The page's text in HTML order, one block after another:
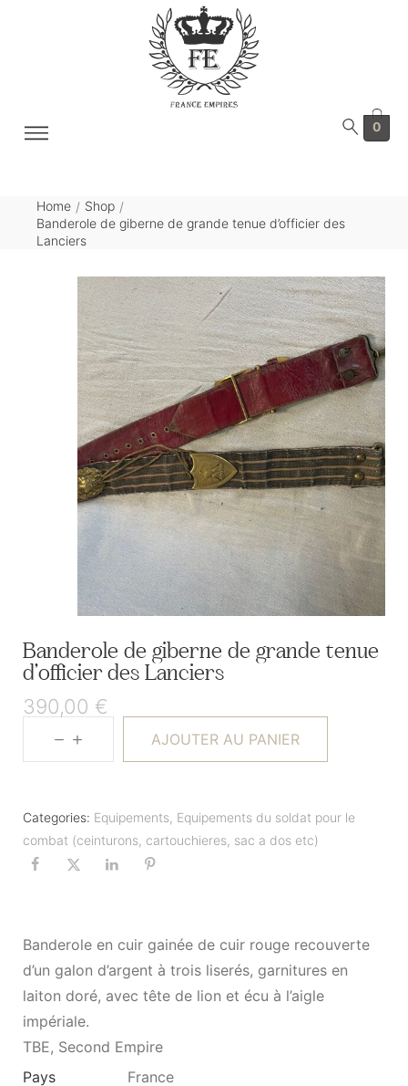
0
Home / Shop /
Banderole de giberne de grande tenue d’officier des
Lanciers
Banderole de giberne de grande tenue
d’officier des Lanciers
390,00 €
AJOUTER AU PANIER
Categories: Equipements, Equipements du soldat pour le
combat (ceinturons, cartouchieres, sac a dos etc)
Banderole en cuir gainée de cuir rouge recouverte
d’un galon d’argent à trois liserés, garnitures en
laiton doré, avec tête de lion et écu à l’aigle
impériale.
TBE, Second Empire
Pays
France